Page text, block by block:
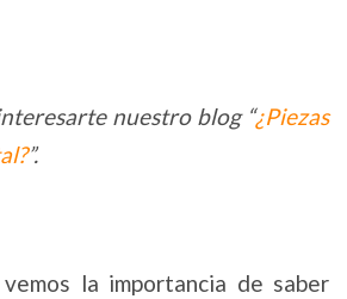
nuestro blog “¿Piezas
”.
la importancia de saber